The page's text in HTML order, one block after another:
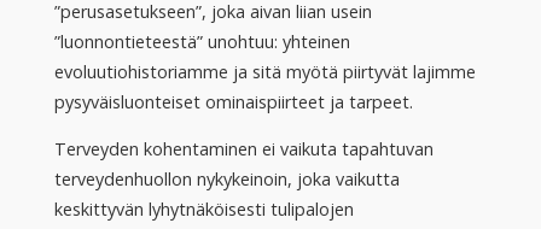
”perusasetukseen”, joka aivan liian usein
”luonnontieteestä” unohtuu: yhteinen
evoluutiohistoriamme ja sitä myötä piirtyvät lajimme
pysyväisluonteiset ominaispiirteet ja tarpeet.
Terveyden kohentaminen ei vaikuta tapahtuvan
terveydenhuollon nykykeinoin, joka vaikutta
keskittyvän lyhytnäköisesti tulipalojen